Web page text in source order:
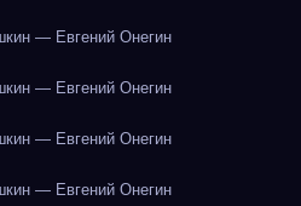
— Евгений Онегин
— Евгений Онегин
— Евгений Онегин
— Евгений Онегин